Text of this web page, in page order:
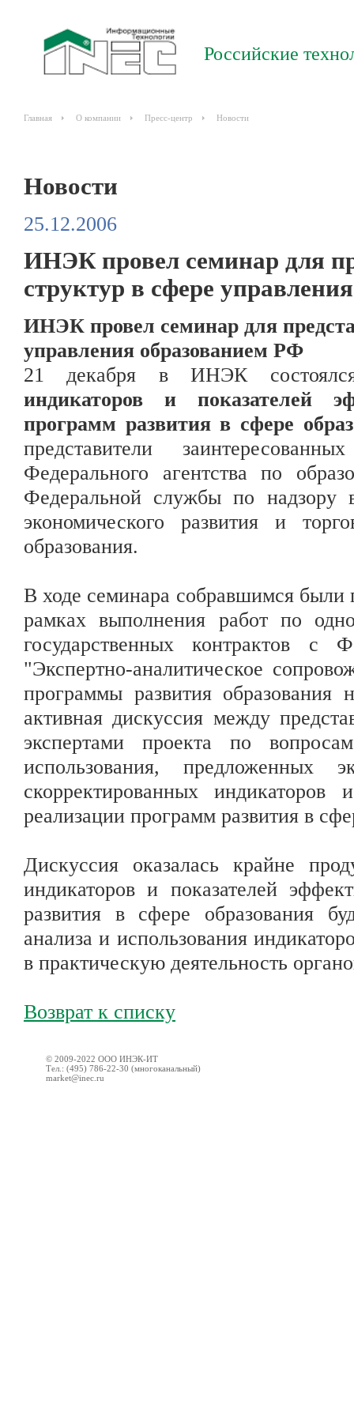
Российские
Главная О компании Пресс-центр Новости
Новости
25.12.2006
ИНЭК провел семинар для
структур в сфере
ИНЭК провел семинар для
управления образованием РФ
21 декабря в ИНЭК
индикаторов и показателей
программ развития в сфере
представители
Федерального агентства по
Федеральной службы по надзору
экономического развития и
образования.
В ходе семинара собравшимся были
рамках выполнения работ по
государственных контрактов с
"Экспертно-аналитическое
программы развития образования
активная дискуссия между
экспертами проекта по
использования, предложенных
скорректированных
реализации программ развития в
Дискуссия оказалась крайне
индикаторов и показателей
развития в сфере образования
анализа и использования
в практическую деятельность
Возврат к списку
© 2009-2022 ООО ИНЭК-ИТ
Тел.: (495) 786-22-30 (многоканальный)
market@inec.ru